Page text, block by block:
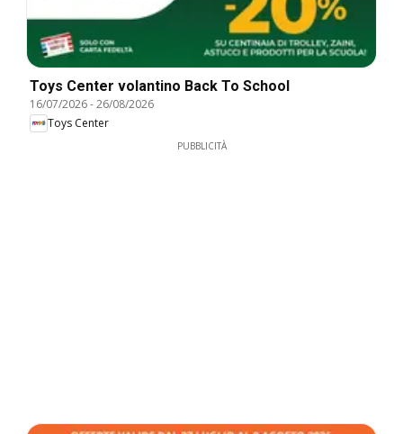
Toys Center volantino Back To School
16/07/2026-26/08/2026
Toys Center
PUBBLICITÀ